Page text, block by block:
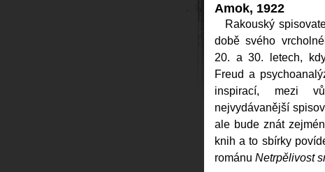
Amok, 1922
Rakouský
době svého
20. a 30. letech,
Freud a
inspirací, mezi
nejvydávanější
ale bude znát
knih a to sbírky
románu Netrpělivost